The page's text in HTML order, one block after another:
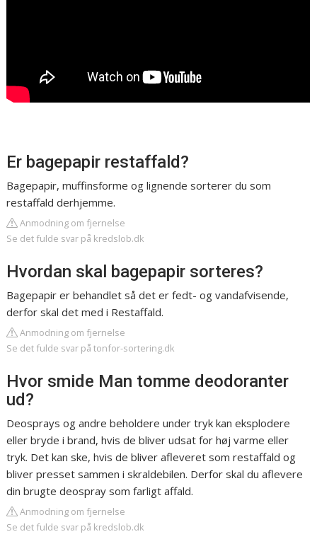
Er bagepapir restaffald?
Bagepapir, muffinsforme og lignende sorterer du som
restaffald derhjemme.
Anmodning om fjernelse
Se det fulde svar på kredslob.dk
Hvordan skal bagepapir sorteres?
Bagepapir er behandlet så det er fedt- og vandafvisende,
derfor skal det med i Restaffald.
Anmodning om fjernelse
Se det fulde svar på tonfor-sortering.dk
Hvor smide Man tomme deodoranter
ud?
Deosprays og andre beholdere under tryk kan eksplodere
eller bryde i brand, hvis de bliver udsat for høj varme eller
tryk. Det kan ske, hvis de bliver afleveret som restaffald og
bliver presset sammen i skraldebilen. Derfor skal du aflevere
din brugte deospray som farligt affald.
Anmodning om fjernelse
Se det fulde svar på kredslob.dk